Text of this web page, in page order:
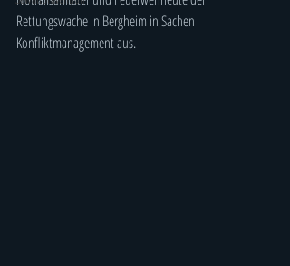
Rettungswache in Bergheim in Sachen
Konfliktmanagement aus.